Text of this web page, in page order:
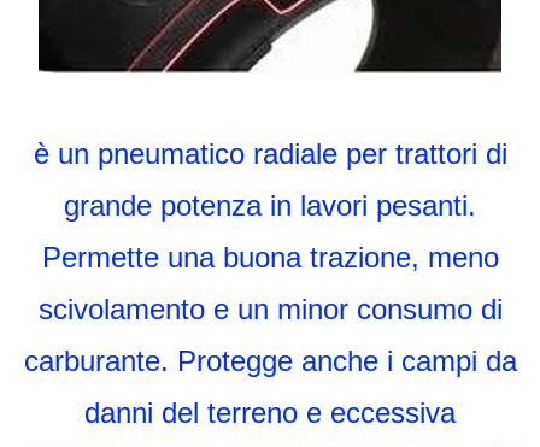
è un pneumatico radiale per trattori di
grande potenza in lavori pesanti.
Permette una buona trazione, meno
scivolamento e un minor consumo di
carburante. Protegge anche i campi da
danni del terreno e eccessiva